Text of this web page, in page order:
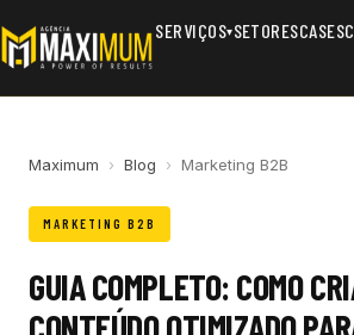
SERVIÇOS▾SETORESCASES
Maximum › Blog › Marketing B2B
MARKETING B2B
GUIA COMPLETO: COMO